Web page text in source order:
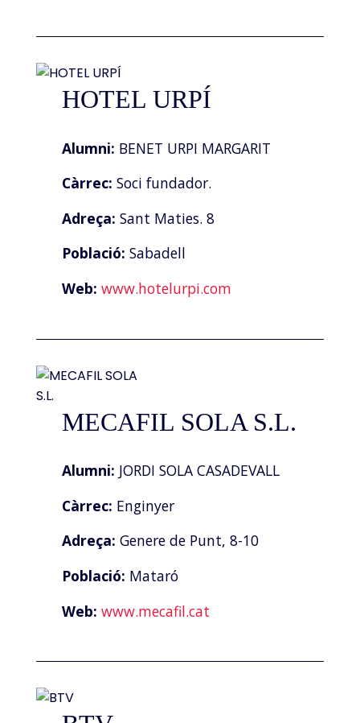
HOTEL URPÍ
Alumni: BENET URPI MARGARIT
Càrrec: Soci fundador.
Adreça: Sant Maties. 8
Població: Sabadell
Web: www.hotelurpi.com
MECAFIL SOLA S.L.
Alumni: JORDI SOLA CASADEVALL
Càrrec: Enginyer
Adreça: Genere de Punt, 8-10
Població: Mataró
Web: www.mecafil.cat